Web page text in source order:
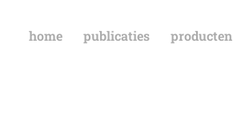
home publicaties producten